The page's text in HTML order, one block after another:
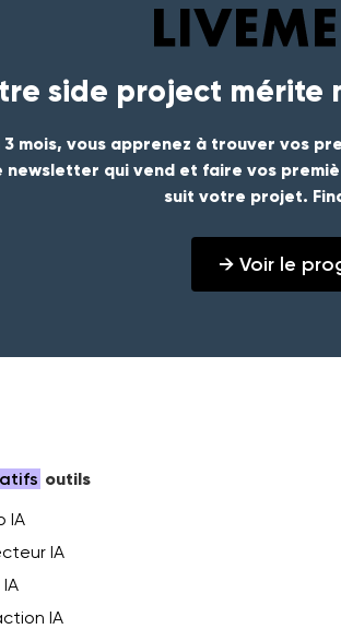
side project mérite
3 mois, vous apprenez à trouver vos
newsletter qui vend et faire vos
suit votre projet.
→ Voir le
outils
IA
IA
IA